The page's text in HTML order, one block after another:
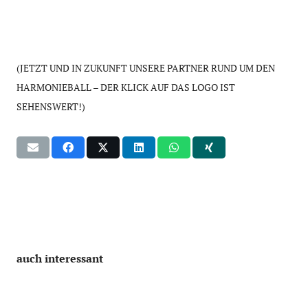
(JETZT UND IN ZUKUNFT UNSERE PARTNER RUND UM DEN
HARMONIEBALL – DER KLICK AUF DAS LOGO IST
SEHENSWERT!)
auch interessant